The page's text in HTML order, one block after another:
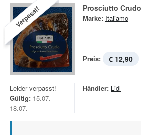
Verpasst! Prosciutto Crudo
Marke: Italiamo
Preis: € 12,90
Leider verpasst!
Gültig: 15.07. -
18.07.
Händler: Lidl